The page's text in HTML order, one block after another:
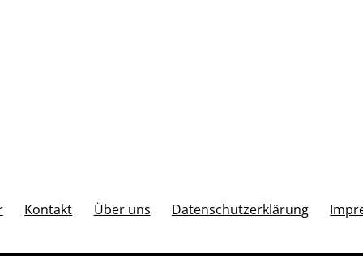
Kontakt Über uns Datenschutzerklärung